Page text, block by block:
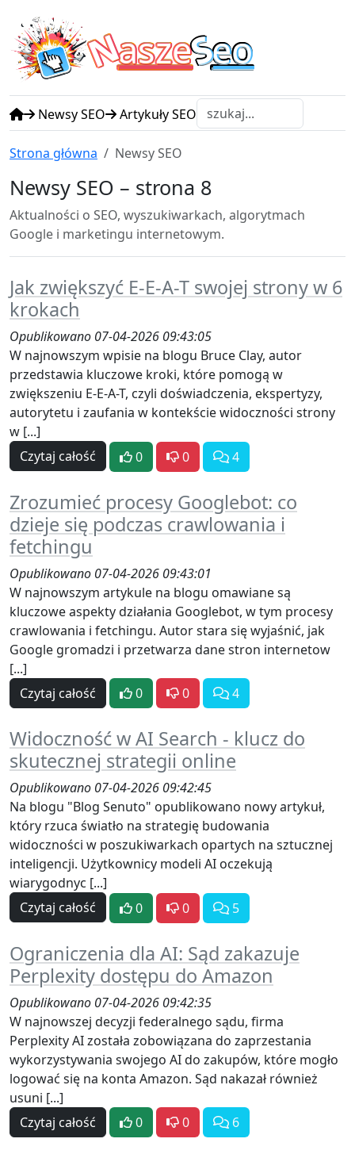
NaszeSeo
Newsy SEO Artykuły SEO
Strona główna Newsy SEO
Newsy SEO – strona 8
Aktualności o SEO, wyszukiwarkach, algorytmach
Google i marketingu internetowym.
Jak zwiększyć E-E-A-T swojej strony w 6
krokach
Opublikowano 07-04-2026 09:43:05
W najnowszym wpisie na blogu Bruce Clay, autor
przedstawia kluczowe kroki, które pomogą w
zwiększeniu E-E-A-T, czyli doświadczenia, ekspertyzy,
autorytetu i zaufania w kontekście widoczności strony
w [...]
Czytaj całość
0 0 4
Zrozumieć procesy Googlebot: co
dzieje się podczas crawlowania i
fetchingu
Opublikowano 07-04-2026 09:43:01
W najnowszym artykule na blogu omawiane są
kluczowe aspekty działania Googlebot, w tym procesy
crawlowania i fetchingu. Autor stara się wyjaśnić, jak
Google gromadzi i przetwarza dane stron internetow
[...]
Czytaj całość
0 0 4
Widoczność w AI Search - klucz do
skutecznej strategii online
Opublikowano 07-04-2026 09:42:45
Na blogu "Blog Senuto" opublikowano nowy artykuł,
który rzuca światło na strategię budowania
widoczności w poszukiwarkach opartych na sztucznej
inteligencji. Użytkownicy modeli AI oczekują
wiarygodnyc [...]
Czytaj całość
0 0 5
Ograniczenia dla AI: Sąd zakazuje
Perplexity dostępu do Amazon
Opublikowano 07-04-2026 09:42:35
W najnowszej decyzji federalnego sądu, firma
Perplexity AI została zobowiązana do zaprzestania
wykorzystywania swojego AI do zakupów, które mogło
logować się na konta Amazon. Sąd nakazał również
usuni [...]
Czytaj całość
0 0 6